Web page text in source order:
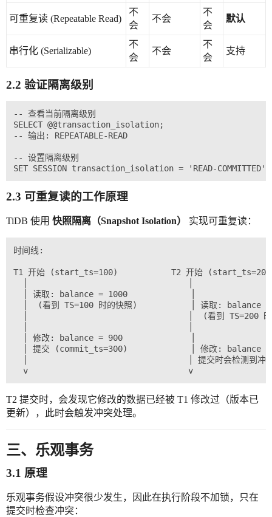
可重复读 (Repeatable Read)
不
会
不会
不
会
默认
串行化 (Serializable)
不
会
不会
不
会
支持
2.2 验证隔离级别
-- 查看当前隔离级别
SELECT @@transaction_isolation;
-- 输出: REPEATABLE-READ
-- 设置隔离级别
2.3 可重复读的工作原理
TiDB 使用 快照隔离（Snapshot Isolation） 实现可重复读：
时间线:
T1 开始 (start_ts=100)           T2 开始
  │ 读取: balance = 1000             │
│  (看到 TS=100 时的快照)           │ 读取: balance
│                                 │  (看到 TS=200 时
  │ 修改: balance = 900              │
│ 提交 (commit_ts=300)             │ 修改: balance
│                                 │ 提交时会检测到冲
T2 提交时，会发现它修改的数据已经被 T1 修改过（版本已
更新），此时会触发冲突处理。
三、乐观事务
3.1 原理
乐观事务假设冲突很少发生，因此在执行阶段不加锁，只在
提交时检查冲突：